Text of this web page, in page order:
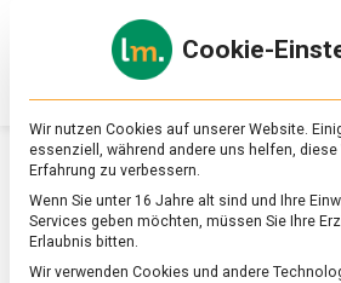
SCHLAGWORT:SCONES
Cookie-
Wir nutzen Cookies auf unserer Website.
essenziell, während andere uns helfen, diese
Erfahrung zu verbessern.
Wenn Sie unter 16 Jahre alt sind und Ihre
Services geben möchten, müssen Sie Ihre
Erlaubnis bitten.
Wir verwenden Cookies und andere